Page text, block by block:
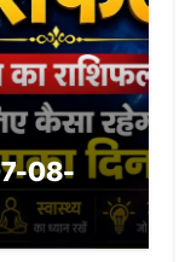
08-